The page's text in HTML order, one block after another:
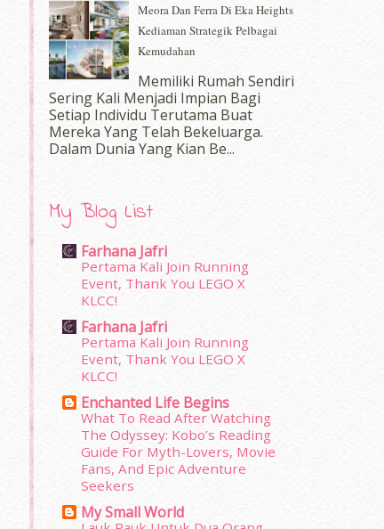
Meora Dan Ferra Di Eka Heights
Kediaman Strategik Pelbagai
Kemudahan
Memiliki Rumah Sendiri
Sering Kali Menjadi Impian Bagi
Setiap Individu Terutama Buat
Mereka Yang Telah Bekeluarga.
Dalam‍ Dunia Yang Kian Be...
My Blog List
Farhana Jafri
Pertama Kali Join Running
Event, Thank You LEGO X
KLCC!
Farhana Jafri
Pertama Kali Join Running
Event, Thank You LEGO X
KLCC!
Enchanted Life Begins
What To Read After Watching
The Odyssey: Kobo’s Reading
Guide For Myth-Lovers, Movie
Fans, And Epic Adventure
Seekers
My Small World